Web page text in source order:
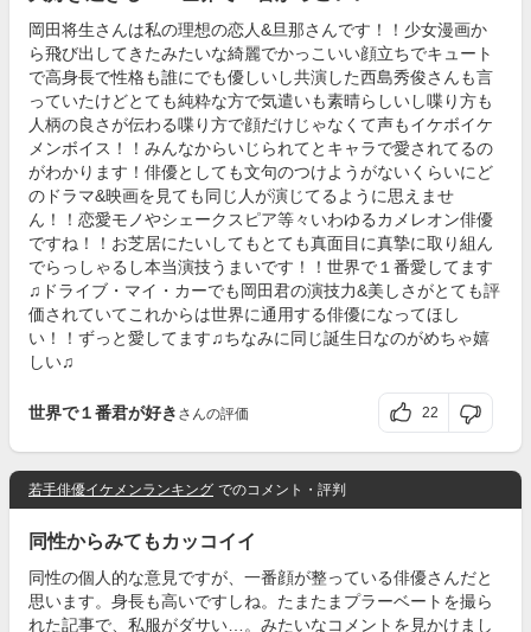
岡田将生さんは私の理想の恋人&旦那さんです！！少女漫画か
ら飛び出してきたみたいな綺麗でかっこいい顔立ちでキュート
で高身長で性格も誰にでも優しいし共演した西島秀俊さんも言
っていたけどとても純粋な方で気遣いも素晴らしいし喋り方も
人柄の良さが伝わる喋り方で顔だけじゃなくて声もイケボイケ
メンボイス！！みんなからいじられてとキャラで愛されてるの
がわかります！俳優としても文句のつけようがないくらいにど
のドラマ&映画を見ても同じ人が演じてるように思えませ
ん！！恋愛モノやシェークスピア等々いわゆるカメレオン俳優
ですね！！お芝居にたいしてもとても真面目に真摯に取り組ん
でらっしゃるし本当演技うまいです！！世界で１番愛してます
♫ドライブ・マイ・カーでも岡田君の演技力&美しさがとても評
価されていてこれからは世界に通用する俳優になってほし
い！！ずっと愛してます♫ちなみに同じ誕生日なのがめちゃ嬉
しい♫
世界で１番君が好き さんの評価 22
若手俳優イケメンランキング でのコメント・評判
同性からみてもカッコイイ
同性の個人的な意見ですが、一番顔が整っている俳優さんだと
思います。身長も高いですしね。たまたまプラーベートを撮ら
れた記事で、私服がダサい…。みたいなコメントを見かけまし